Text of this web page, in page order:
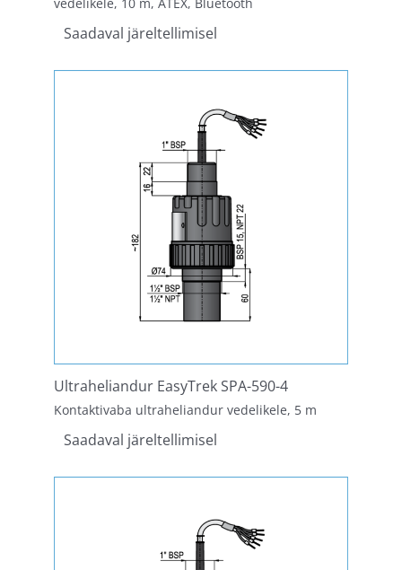
Saadaval järeltellimisel
Ultraheliandur EasyTrek SPA-590-4
Kontaktivaba ultraheliandur vedelikele, 5 m
Saadaval järeltellimisel